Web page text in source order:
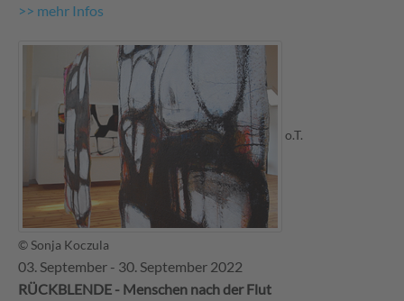
>> mehr Infos
o.T.
© Sonja Koczula
03. September - 30. September 2022
RÜCKBLENDE - Menschen nach der Flut